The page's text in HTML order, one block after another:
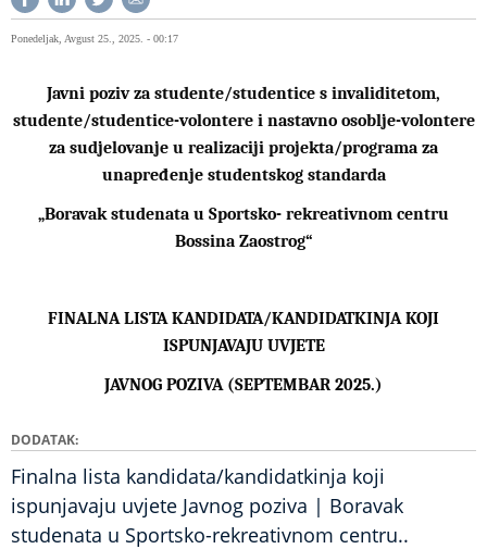
Ponedeljak, Avgust 25., 2025. - 00:17
Javni poziv za studente/studentice s invaliditetom,
studente/studentice-volontere i nastavno osoblje-volontere
za sudjelovanje u realizaciji projekta/programa za
unapređenje studentskog standarda
„Boravak studenata u Sportsko- rekreativnom centru
Bossina Zaostrog“
FINALNA LISTA KANDIDATA/KANDIDATKINJA KOJI
ISPUNJAVAJU UVJETE
JAVNOG POZIVA (SEPTEMBAR 2025.)
DODATAK
Finalna lista kandidata/kandidatkinja koji
ispunjavaju uvjete Javnog poziva | Boravak
studenata u Sportsko-rekreativnom centru..